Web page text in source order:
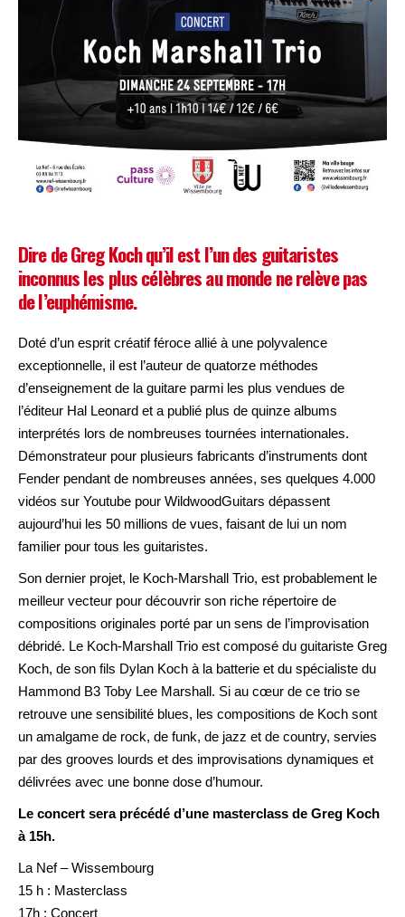
Dire de Greg Koch qu’il est l’un des guitaristes
inconnus les plus célèbres au monde ne relève pas
de l’euphémisme.
Doté d’un esprit créatif féroce allié à une polyvalence
exceptionnelle, il est l’auteur de quatorze méthodes
d’enseignement de la guitare parmi les plus vendues de
l’éditeur Hal Leonard et a publié plus de quinze albums
interprétés lors de nombreuses tournées internationales.
Démonstrateur pour plusieurs fabricants d’instruments dont
Fender pendant de nombreuses années, ses quelques 4.000
vidéos sur Youtube pour WildwoodGuitars dépassent
aujourd’hui les 50 millions de vues, faisant de lui un nom
familier pour tous les guitaristes.
Son dernier projet, le Koch-Marshall Trio, est probablement le
meilleur vecteur pour découvrir son riche répertoire de
compositions originales porté par un sens de l’improvisation
débridé. Le Koch-Marshall Trio est composé du guitariste Greg
Koch, de son fils Dylan Koch à la batterie et du spécialiste du
Hammond B3 Toby Lee Marshall. Si au cœur de ce trio se
retrouve une sensibilité blues, les compositions de Koch sont
un amalgame de rock, de funk, de jazz et de country, servies
par des grooves lourds et des improvisations dynamiques et
délivrées avec une bonne dose d’humour.
Le concert sera précédé d’une masterclass de Greg Koch
à 15h.
La Nef – Wissembourg
15 h : Masterclass
17h : Concert